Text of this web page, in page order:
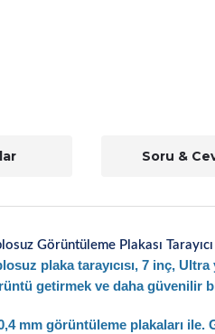
Soru &
Görüntüleme Plakası Tarayıcı
plaka tarayıcısı, 7 inç,
getirmek ve daha güvenilir
mm görüntüleme plakaları ile.